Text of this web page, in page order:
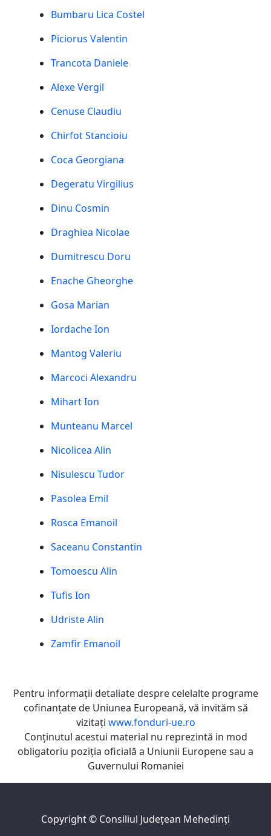
Bumbaru Lica Costel
Piciorus Valentin
Trancota Daniele
Alexe Vergil
Cenuse Claudiu
Chirfot Stancioiu
Coca Georgiana
Degeratu Virgilius
Dinu Cosmin
Draghiea Nicolae
Dumitrescu Doru
Enache Gheorghe
Gosa Marian
Iordache Ion
Mantog Valeriu
Marcoci Alexandru
Mihart Ion
Munteanu Marcel
Nicolicea Alin
Nisulescu Tudor
Pasolea Emil
Rosca Emanoil
Saceanu Constantin
Tomoescu Alin
Tufis Ion
Udriste Alin
Zamfir Emanoil
Pentru informaţii detaliate despre celelalte programe
cofinanţate de Uniunea Europeană, vă invităm să
vizitaţi www.fonduri-ue.ro
Conţinutul acestui material nu reprezintă in mod
obligatoriu poziţia oficială a Uniunii Europene sau a
Guvernului Romaniei
Copyright © Consiliul Judeţean Mehedinţi